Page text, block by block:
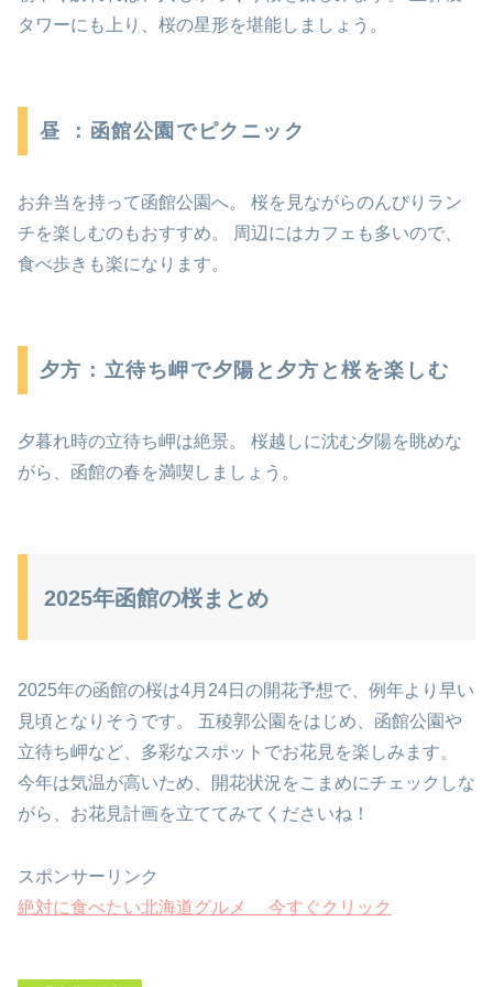
タワーにも上り、桜の星形を堪能しましょう。
昼 ：函館公園でピクニック
お弁当を持って函館公園へ。 桜を見ながらのんびりラン
チを楽しむのもおすすめ。 周辺にはカフェも多いので、
食べ歩きも楽になります。
夕方：立待ち岬で夕陽と夕方と桜を楽しむ
夕暮れ時の立待ち岬は絶景。 桜越しに沈む夕陽を眺めな
がら、函館の春を満喫しましょう。
2025年函館の桜まとめ
2025年の函館の桜は4月24日の開花予想で、例年より早い
見頃となりそうです。 五稜郭公園をはじめ、函館公園や
立待ち岬など、多彩なスポットでお花見を楽しみます。
今年は気温が高いため、開花状況をこまめにチェックしな
がら、お花見計画を立ててみてくださいね！
スポンサーリンク
絶対に食べたい北海道グルメ 今すぐクリック